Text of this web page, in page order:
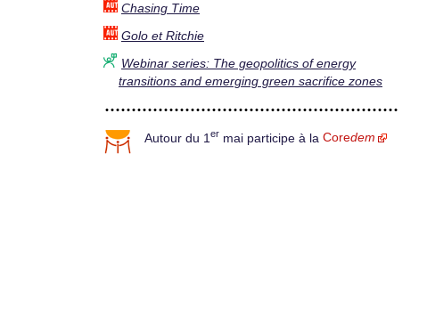
Chasing Time
Golo et Ritchie
Webinar series: The geopolitics of energy
transitions and emerging green sacrifice zones
Autour du 1 er mai participe à la Coredem